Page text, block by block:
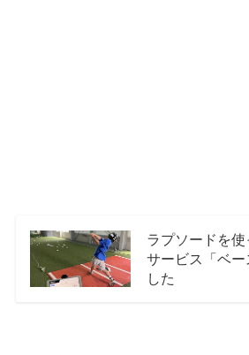
ラプソードを
サービス「ベー
した